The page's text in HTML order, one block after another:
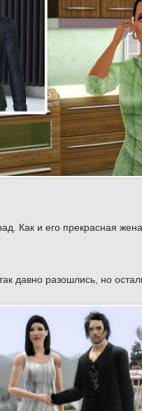
Как и его прекрасная
давно разошлись, но